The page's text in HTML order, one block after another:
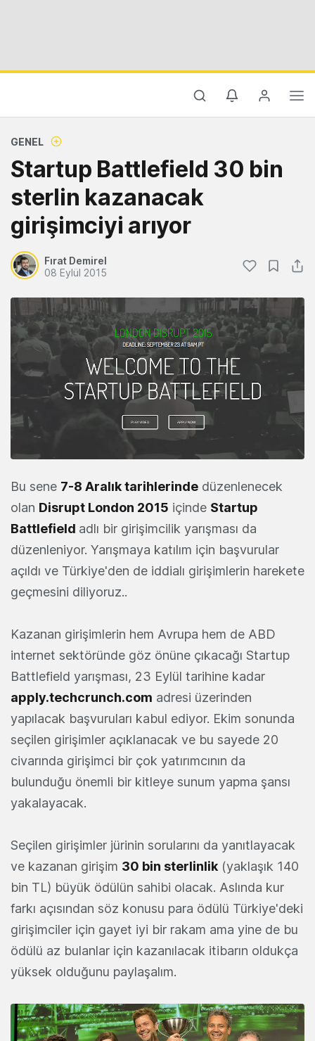
GENEL
Startup Battlefield 30 bin
sterlin kazanacak
girişimciyi arıyor
Fırat Demirel
08 Eylül 2015
Bu sene 7-8 Aralık tarihlerinde düzenlenecek
olan Disrupt London 2015 içinde Startup
Battlefield adlı bir girişimcilik yarışması da
düzenleniyor. Yarışmaya katılım için başvurular
açıldı ve Türkiye'den de iddialı girişimlerin harekete
geçmesini diliyoruz..
Kazanan girişimlerin hem Avrupa hem de ABD
internet sektöründe göz önüne çıkacağı Startup
Battlefield yarışması, 23 Eylül tarihine kadar
apply.techcrunch.com adresi üzerinden
yapılacak başvuruları kabul ediyor. Ekim sonunda
seçilen girişimler açıklanacak ve bu sayede 20
civarında girişimci bir çok yatırımcının da
bulunduğu önemli bir kitleye sunum yapma şansı
yakalayacak.
Seçilen girişimler jürinin sorularını da yanıtlayacak
ve kazanan girişim 30 bin sterlinlik (yaklaşık 140
bin TL) büyük ödülün sahibi olacak. Aslında kur
farkı açısından söz konusu para ödülü Türkiye'deki
girişimciler için gayet iyi bir rakam ama yine de bu
ödülü az bulanlar için kazanılacak itibarın oldukça
yüksek olduğunu paylaşalım.